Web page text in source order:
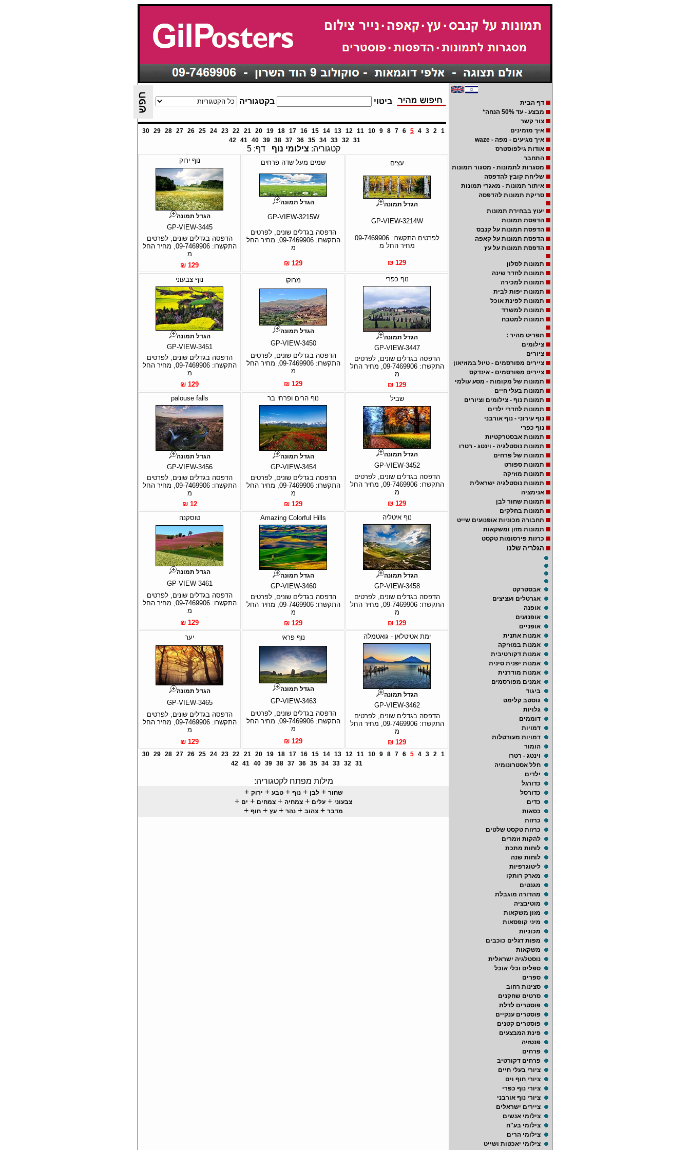
דף הבית
מבצע - עד 50% הנחה*
צור קשר
איך מזמינים
איך מגיעים - מפה - waze
אודות גילפוסטרס
התחבר
מסגרות לתמונות - מסגור תמונות
שליחת קובץ להדפסה
איתור תמונות - מאגרי תמונות
סריקת תמונות להדפסה
יעוץ בבחירת תמונות
הדפסת תמונות
הדפסת תמונות על קנבס
הדפסת תמונות על קאפה
הדפסת תמונות על עץ
תמונות לסלון
תמונות לחדר שינה
תמונות למכירה
תמונות יפות לבית
תמונות לפינת אוכל
תמונות למשרד
תמונות למטבח
תפריט מהיר :
צילומים
ציורים
ציירים מפורסמים - טיול במוזיאון
ציירים מפורסמים - אינדקס
תמונות של מקומות - מסע עולמי
תמונות בעלי חיים
תמונות נוף - צילומים וציורים
תמונות לחדרי ילדים
נוף עירוני - נוף אורבני
נוף כפרי
תמונות אבסטרקטיות
תמונות נוסטלגיה - וינטג - רטרו
תמונות של פרחים
תמונות ספורט
תמונות מוזיקה
תמונות נוסטלגיה ישראלית
אנימציה
תמונות שחור לבן
תמונות בחלקים
תחבורה מכוניות אופנועים שייט
תמונות מזון ומשקאות
כרזות פירסומות טקסט
הגלריה שלנו
אבסטרקט
אגרטלים ועציצים
אופנה
אופנועים
אופניים
אמנות אתנית
אמנות במוזיקה
אמנות דקורטיבית
אמנות יפנית סינית
אמנות מודרנית
אמנים מפורסמים
ביגוד
גוסטב קלימט
גלויות
דוממים
דמויות
דמויות מעורטלות
הומור
וינטג - רטרו
חלל אסטרונומיה
ילדים
כדורגל
כדורסל
כדים
כסאות
כרזות
כרזות טקסט שלטים
להקות וזמרים
לוחות מתכת
לוחות שנה
ליטוגרפיות
מארק רותקו
מגנטים
מהדורה מוגבלת
מוטיבציה
מזון משקאות
מיני קופסאות
מכוניות
מפות דגלים כוכבים
משקאות
נוסטלגיה ישראלית
ספלים וכלי אוכל
ספרים
סצינות רחוב
סרטים שחקנים
פוסטרים לדלת
פוסטרים ענקיים
פוסטרים קטנים
פינת המבצעים
פנטזיה
פרחים
פרחים דקורטיב
ציורי בעלי חיים
ציורי חוף וים
ציורי נוף כפרי
ציורי נוף אורבני
ציירים ישראלים
צילומי אנשים
צילומי בע"ח
צילומי הרים
צילומי יאכטות ושייט
ביטוי בקטגוריה
1
2
3
4
5
6
7
8
9
10
11
12
13
14
15
16
17
18
19
20
21
22
23
24
25
26
27
28
29
30
31
32
33
34
35
36
37
38
39
40
41
42
קטגוריה: צילומי נוף דף: 5
עצים
הגדל תמונה
GP-VIEW-3214W
לפרטים התקשרו: 09-7469906
מחיר החל מ
129 ₪
שמים מעל שדה פרחים
הגדל תמונה
GP-VIEW-3215W
הדפסה בגדלים שונים, לפרטים
התקשרו: 09-7469906, מחיר החל
מ
129 ₪
נוף ירוק
הגדל תמונה
GP-VIEW-3445
הדפסה בגדלים שונים, לפרטים
התקשרו: 09-7469906, מחיר החל
מ
129 ₪
נוף כפרי
הגדל תמונה
GP-VIEW-3447
הדפסה בגדלים שונים, לפרטים
התקשרו: 09-7469906, מחיר החל
מ
129 ₪
מרוקו
הגדל תמונה
GP-VIEW-3450
הדפסה בגדלים שונים, לפרטים
התקשרו: 09-7469906, מחיר החל
מ
129 ₪
נוף צבעוני
הגדל תמונה
GP-VIEW-3451
הדפסה בגדלים שונים, לפרטים
התקשרו: 09-7469906, מחיר החל
מ
129 ₪
שביל
הגדל תמונה
GP-VIEW-3452
הדפסה בגדלים שונים, לפרטים
התקשרו: 09-7469906, מחיר החל
מ
129 ₪
נוף הרים ופרחי בר
הגדל תמונה
GP-VIEW-3454
הדפסה בגדלים שונים, לפרטים
התקשרו: 09-7469906, מחיר החל
מ
129 ₪
palouse falls
הגדל תמונה
GP-VIEW-3456
הדפסה בגדלים שונים, לפרטים
התקשרו: 09-7469906, מחיר החל
מ
12 ₪
נוף איטליה
הגדל תמונה
GP-VIEW-3458
הדפסה בגדלים שונים, לפרטים
התקשרו: 09-7469906, מחיר החל
מ
129 ₪
Amazing Colorful Hills
הגדל תמונה
GP-VIEW-3460
הדפסה בגדלים שונים, לפרטים
התקשרו: 09-7469906, מחיר החל
מ
129 ₪
טוסקנה
הגדל תמונה
GP-VIEW-3461
הדפסה בגדלים שונים, לפרטים
התקשרו: 09-7469906, מחיר החל
מ
129 ₪
ימת אטיטלאן - גואטמלה
הגדל תמונה
GP-VIEW-3462
הדפסה בגדלים שונים, לפרטים
התקשרו: 09-7469906, מחיר החל
מ
129 ₪
נוף פראי
הגדל תמונה
GP-VIEW-3463
הדפסה בגדלים שונים, לפרטים
התקשרו: 09-7469906, מחיר החל
מ
129 ₪
יער
הגדל תמונה
GP-VIEW-3465
הדפסה בגדלים שונים, לפרטים
התקשרו: 09-7469906, מחיר החל
מ
129 ₪
1
2
3
4
5
6
7
8
9
10
11
12
13
14
15
16
17
18
19
20
21
22
23
24
25
26
27
28
29
30
31
32
33
34
35
36
37
38
39
40
41
42
מילות מפתח לקטגוריה:
שחור +לבן +נוף +טבע + ירוק +
צבעוני + עלים + צמחיה + צמחים + ים +
מדבר + צהוב + נהר + עץ + חוף +